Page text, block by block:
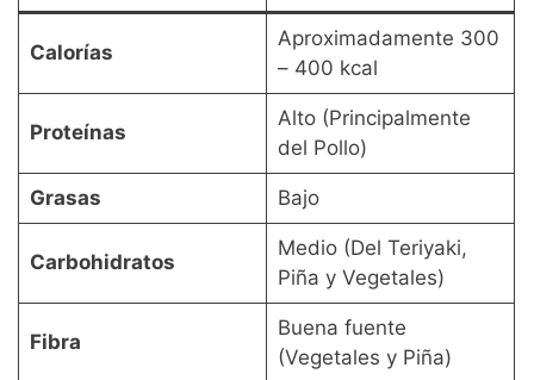
Calorías
Aproximadamente 300
– 400 kcal
Proteínas
Alto (Principalmente
del Pollo)
Grasas Bajo
Carbohidratos
Medio (Del Teriyaki,
Piña y Vegetales)
Fibra
Buena fuente
(Vegetales y Piña)